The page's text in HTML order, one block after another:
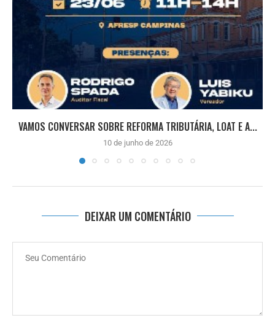
VAMOS CONVERSAR SOBRE REFORMA TRIBUTÁRIA, LOAT E A...
10 de junho de 2026
DEIXAR UM COMENTÁRIO